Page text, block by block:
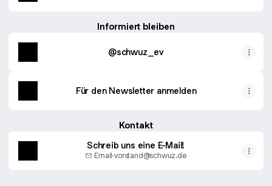
Informiert bleiben
@schwuz_ev
Für den Newsletter anmelden
Kontakt
Schreib uns eine E-Mail!
Email·vorstand@schwuz.de